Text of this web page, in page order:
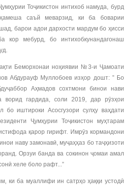
Тоҷикистон интихоб намуда, бурд
саъй меварзид, ки ба боварии
барои адои дархости мардум бо ҳисси
кор мебурд, бо интихобкунандагонаш
Беморхонаи ноҳиявии №3-и Ҷамоати
Абдурауф Муллобоев изҳор дошт: ” Бо
Аҳмадов сохтмони бинои нави
ворид гардида, соли 2019, дар рӯзҳои
бо иштироки Асосгузори сулҳу ваҳдати
Ҷумҳурии Тоҷикистон муҳтарам
қарор гирифт. Имрӯз кормандони
наву замонавӣ, муҷаҳҳаз бо таҷҳизоти
Орзуи банда ва сокинон ҷомаи амал
хеле боло рафт...”
ки ба муаллифи ин сатрҳо ҳаққи устодӣ